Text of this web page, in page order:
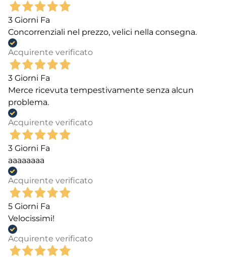
3 Giorni Fa
Concorrenziali nel prezzo, velici nella consegna.
Acquirente verificato
3 Giorni Fa
Merce ricevuta tempestivamente senza alcun
problema.
Acquirente verificato
3 Giorni Fa
aaaaaaaa
Acquirente verificato
5 Giorni Fa
Velocissimi!
Acquirente verificato